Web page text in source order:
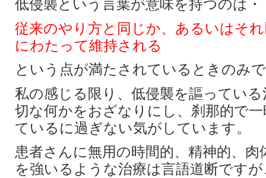
低侵襲という言葉が意味を持つのは・
従来のやり方と同じか、あるいはそ
にわたって維持される
という点が満たされているときのみ
私の感じる限り、低侵襲を謳ってい
切な何かをおざなりにし、刹那的で
ているに過ぎない気がしています。
患者さんに無用の時間的、精神的、肉
を強いるような治療は言語道断です